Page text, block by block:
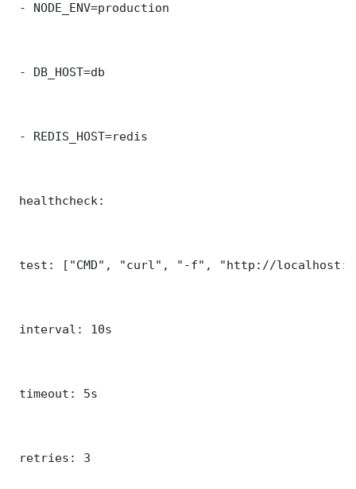
- NODE_ENV=production
- DB_HOST=db
- REDIS_HOST=redis
healthcheck:
test: ["CMD", "curl", "-f", "http://
interval: 10s
timeout: 5s
retries: 3